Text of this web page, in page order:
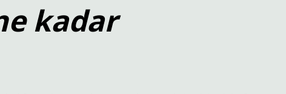
kadar